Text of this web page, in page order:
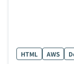
HTML AWS